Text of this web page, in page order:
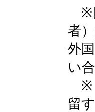
※
者
外
い
※
留